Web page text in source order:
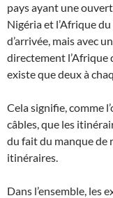
pays ayant une
Nigéria et l’Afrique
d’arrivée, mais avec
directement l’Afrique
existe que deux à
Cela signifie, comme
câbles, que les
du fait du manque de
itinéraires.
Dans l’ensemble, les